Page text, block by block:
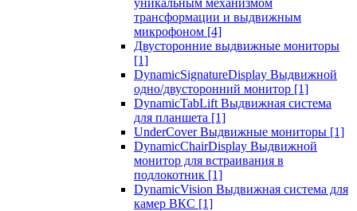
уникальным механизмом
трансформации и выдвижным
микрофоном [4]
Двусторонние выдвижные мониторы
[1]
DynamicSignatureDisplay Выдвижной
одно/двусторонний монитор [1]
DynamicTabLift Выдвижная система
для планшета [1]
UnderCover Выдвижные мониторы [1]
DynamicChairDisplay Выдвижной
монитор для встраивания в
подлокотник [1]
DynamicVision Выдвижная система для
камер ВКС [1]